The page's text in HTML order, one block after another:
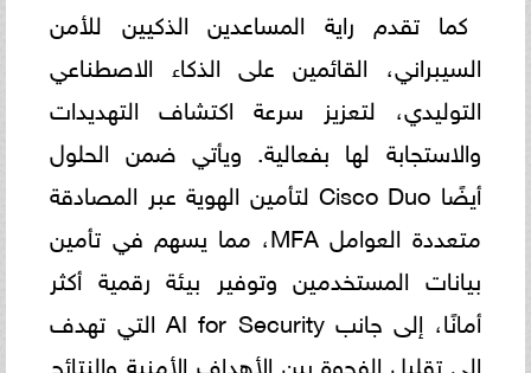
كما تقدم راية المساعدين الذكيين للأمن
السيبراني، القائمين على الذكاء الاصطناعي
التوليدي، لتعزيز سرعة اكتشاف التهديدات
والاستجابة لها بفعالية. ويأتي ضمن الحلول
أيضًا Cisco Duo لتأمين الهوية عبر المصادقة
متعددة العوامل MFA، مما يسهم في تأمين
بيانات المستخدمين وتوفير بيئة رقمية أكثر
أمانًا، إلى جانب AI for Security التي تهدف
إلى تقليل الفجوة بين الأهداف الأمنية والنتائج